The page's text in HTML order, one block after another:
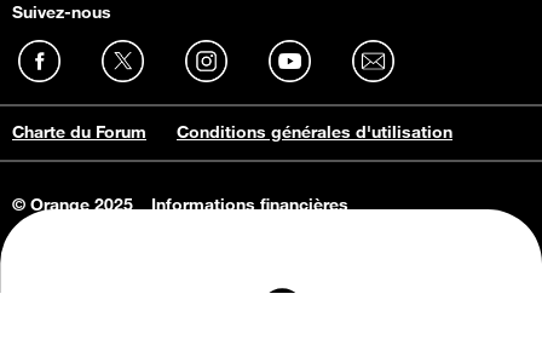
Suivez-nous
Charte du Forum Conditions générales d'utilisation
© Orange 2025
Informations financières